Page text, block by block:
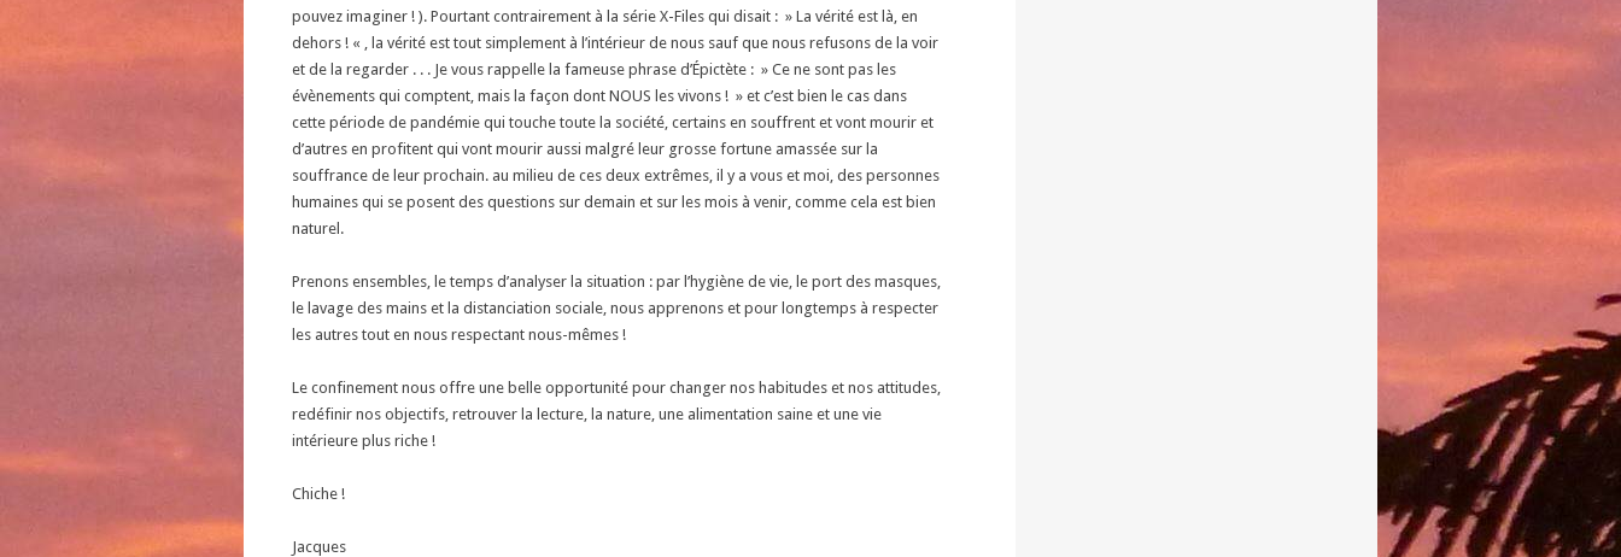
pouvez imaginer ! ). Pourtant contrairement à la série X-Files qui disait : » La vérité est là, en
dehors ! « , la vérité est tout simplement à l’intérieur de nous sauf que nous refusons de la voir
et de la regarder . . . Je vous rappelle la fameuse phrase d’Épictète : » Ce ne sont pas les
évènements qui comptent, mais la façon dont NOUS les vivons ! » et c’est bien le cas dans
cette période de pandémie qui touche toute la société, certains en souffrent et vont mourir et
d’autres en profitent qui vont mourir aussi malgré leur grosse fortune amassée sur la
souffrance de leur prochain. au milieu de ces deux extrêmes, il y a vous et moi, des personnes
humaines qui se posent des questions sur demain et sur les mois à venir, comme cela est bien
naturel.
Prenons ensembles, le temps d’analyser la situation : par l’hygiène de vie, le port des masques,
le lavage des mains et la distanciation sociale, nous apprenons et pour longtemps à respecter
les autres tout en nous respectant nous-mêmes !
Le confinement nous offre une belle opportunité pour changer nos habitudes et nos attitudes,
redéfinir nos objectifs, retrouver la lecture, la nature, une alimentation saine et une vie
intérieure plus riche !
Chiche !
Jacques